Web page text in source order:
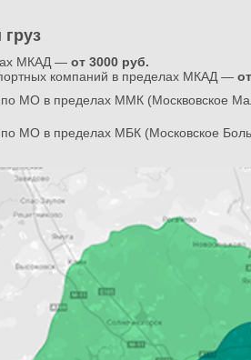
МКАД — от 3000 руб.
компаний в пределах МКАД —
по МО в пределах ММК (Москвовское
по МО в пределах МБК (Московское